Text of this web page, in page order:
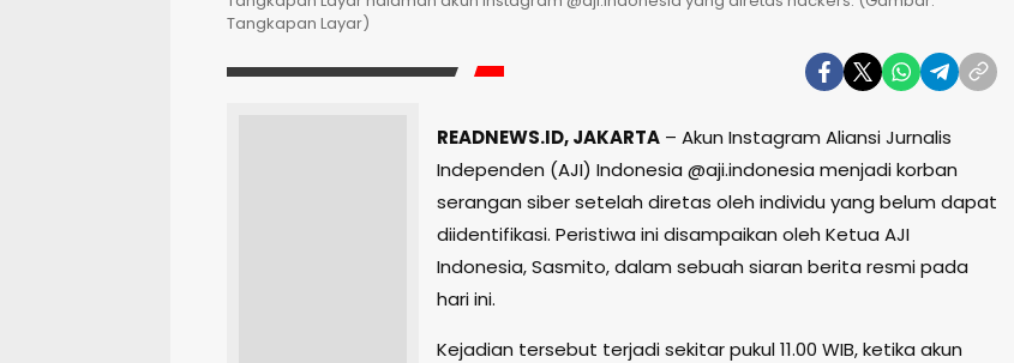
Tangkapan Layar)
READNEWS.ID, JAKARTA – Akun Instagram Aliansi Jurnalis
Independen (AJI) Indonesia @aji.indonesia menjadi korban
serangan siber setelah diretas oleh individu yang belum dapat
diidentifikasi. Peristiwa ini disampaikan oleh Ketua AJI
Indonesia, Sasmito, dalam sebuah siaran berita resmi pada
hari ini.
Kejadian tersebut terjadi sekitar pukul 11.00 WIB, ketika akun